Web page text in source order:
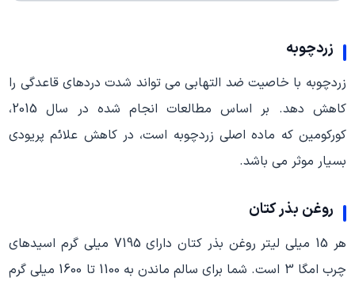
زردچوبه
زردچوبه با خاصیت ضد التهابی می تواند شدت دردهای قاعدگی را
کاهش دهد. بر اساس مطالعات انجام شده در سال 2015،
کورکومین که ماده اصلی زردچوبه است، در کاهش علائم پریودی
بسیار موثر می باشد.
روغن بذر کتان
هر 15 میلی لیتر روغن بذر کتان دارای 7195 میلی گرم اسیدهای
چرب امگا 3 است. شما برای سالم ماندن به 1100 تا 1600 میلی گرم